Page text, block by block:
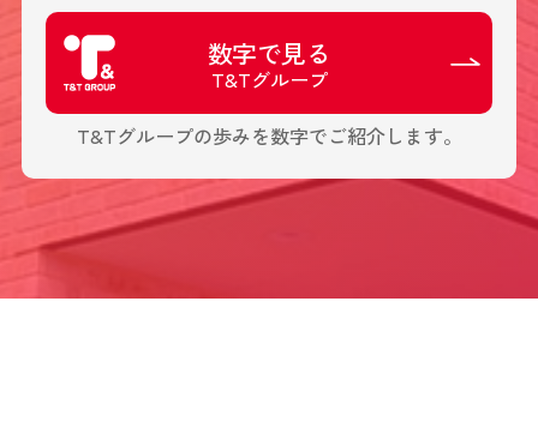
数字で見る
T&Tグループ
T&Tグループの歩みを数字でご紹介します。